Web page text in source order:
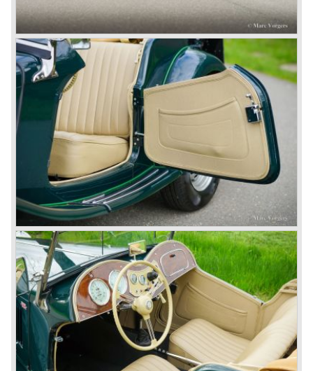
resulteerde in dikke kunststof bumpers en minder
krachtige motoren wat de auto’s veel minder aantrekkelijk
maakte. Vanuit Japan kwam ondertussen de Datsun 240
Z die een snel einde maakte aan de Britse sportwagen
hegemonie in Amerika…
In 1980 viel het doek voor de MG B. In de daarop
volgende jaren verschenen er enkele Austins die als MG
"verkleed" waren en die we beter snel kunnen vergeten.
Uiteindelijk kwam er in de jaren negentig een waardige
opvolger in de vorm van de MG F die op dit ogenblik nog
steeds wordt verkocht.
In het jaar 2001 besloot BMW (dat een aantal jaren
eigenaar was van Rover) Rover van de hand te doen. De
Britse pond stond jarenlang hoog waardoor productie te
duur werd in Engeland.
Een groep Britse investeerders nam Rover over.
Overtuigend zetten zij de Rover 75 Tourer op de markt die
nog niet klaar was in de BMW tijd. Volgend plan was ook
sportieve auto's te gaan bouwen naast de luxe Rover
middenklassers; men besloot de naam MG in ere te
herstellen.
Verschillende Rover modellen werden onder handen
genomen om er echte sportieve rijders auto's van te
maken. Het nieuwe Rover/ MG schuwde grote
aanpassingen aan motoren, onderstel interieur en
exterieur niet teneinde aansprekende MG modellen neer
te zetten.
Wat wij zo lezen in de pers is deze opzet goed geslaagd
en zien wij met veel vertrouwen uit naar het eerste geheel
nieuw ontwikkelde Rover/ MG model.